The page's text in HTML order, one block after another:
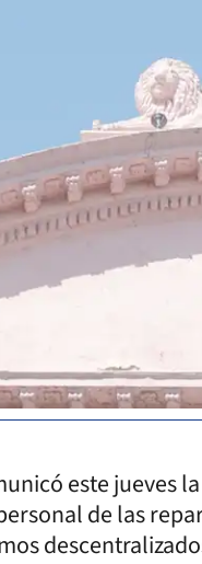
este jueves
de las